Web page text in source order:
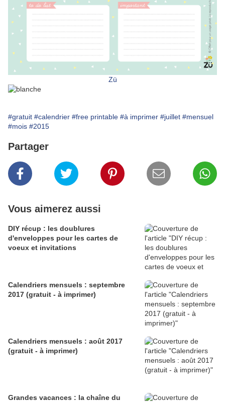
Zü
#gratuit #calendrier #free printable #à imprimer #juillet #mensuel
#mois #2015
Partager
Vous aimerez aussi
DIY récup : les doublures
d'enveloppes pour les cartes de
voeux et invitations
Calendriers mensuels : septembre
2017 (gratuit - à imprimer)
Calendriers mensuels : août 2017
(gratuit - à imprimer)
Grandes vacances : la chaîne du